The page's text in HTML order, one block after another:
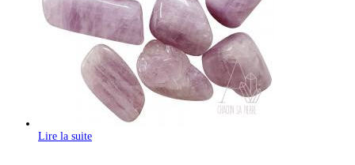
Lire la suite